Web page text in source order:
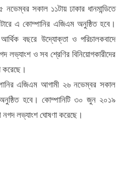
সকাল ১১টায় ঢাকার ধানমান্ডিতে
এ কোম্পানির এজিএম অনুষ্ঠিত হবে।
বছরে উদ্যোক্তা ও পরিচালকবাদে
লভ্যাংশ ও সব শ্রেণির বিনিয়োগকারীদের
করেছে।
এজিএম আগামী ২৬ নভেম্বর সকাল
অনুষ্ঠিত হবে। কোম্পানিটি ৩০ জুন ২০১৯
লভ্যাংশ ঘোষণা করেছে।